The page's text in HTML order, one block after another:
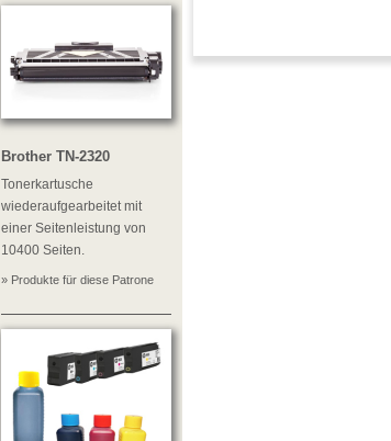
Brother TN-2320
Tonerkartusche
wiederaufgearbeitet mit
einer Seitenleistung von
10400 Seiten.
» Produkte für diese Patrone